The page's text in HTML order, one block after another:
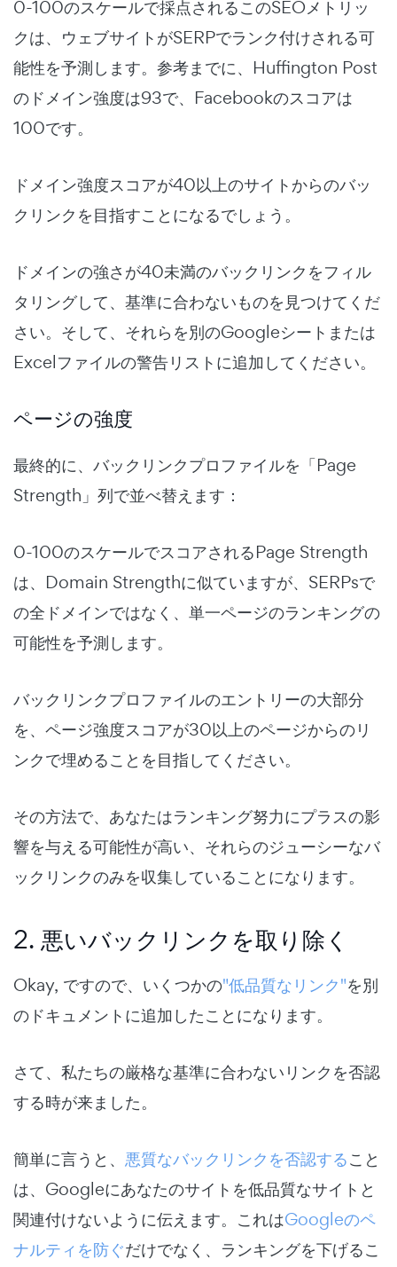
0-100のスケールで採点されるこのSEOメトリッ
クは、ウェブサイトがSERPでランク付けされる可
能性を予測します。参考までに、Huffington Post
のドメイン強度は93で、Facebookのスコアは
100です。
ドメイン強度スコアが40以上のサイトからのバッ
クリンクを目指すことになるでしょう。
ドメインの強さが40未満のバックリンクをフィル
タリングして、基準に合わないものを見つけてくだ
さい。そして、それらを別のGoogleシートまたは
Excelファイルの警告リストに追加してください。
ページの強度
最終的に、バックリンクプロファイルを「Page
Strength」列で並べ替えます：
0-100のスケールでスコアされるPage Strength
は、Domain Strengthに似ていますが、SERPsで
の全ドメインではなく、単一ページのランキングの
可能性を予測します。
バックリンクプロファイルのエントリーの大部分
を、ページ強度スコアが30以上のページからのリ
ンクで埋めることを目指してください。
その方法で、あなたはランキング努力にプラスの影
響を与える可能性が高い、それらのジューシーなバ
ックリンクのみを収集していることになります。
2. 悪いバックリンクを取り除く
Okay, ですので、いくつかの"低品質なリンク"を別
のドキュメントに追加したことになります。
さて、私たちの厳格な基準に合わないリンクを否認
する時が来ました。
簡単に言うと、 悪質なバックリンクを否認すること
は、Googleにあなたのサイトを低品質なサイトと
関連付けないように伝えます。これはGoogleのペ
ナルティを防ぐだけでなく、ランキングを下げるこ